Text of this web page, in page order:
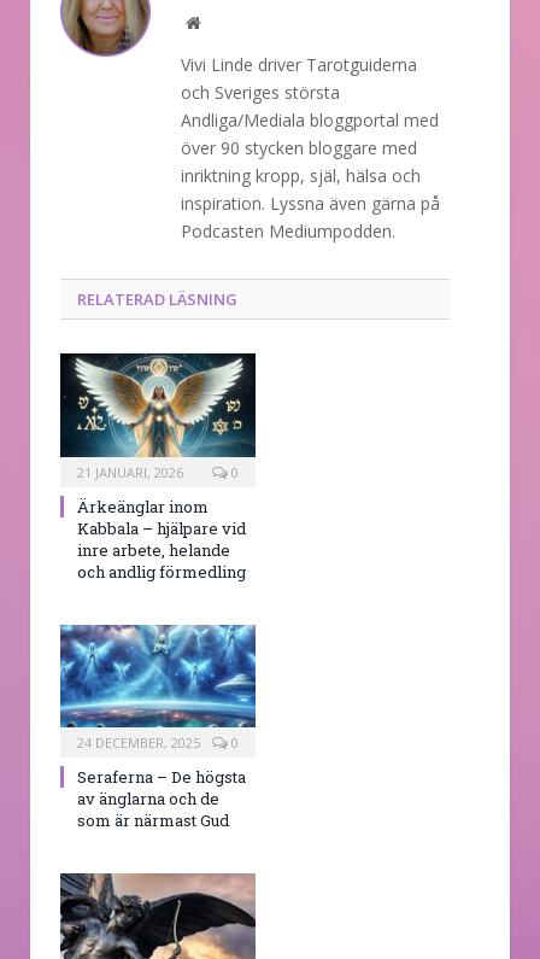
Website
Vivi Linde driver Tarotguiderna
och Sveriges största
Andliga/Mediala bloggportal med
över 90 stycken bloggare med
inriktning kropp, själ, hälsa och
inspiration. Lyssna även gärna på
Podcasten Mediumpodden.
RELATERAD LÄSNING
21 JANUARI, 2026 0
Ärkeänglar inom
Kabbala – hjälpare vid
inre arbete, helande
och andlig förmedling
24 DECEMBER, 2025 0
Seraferna – De högsta
av änglarna och de
som är närmast Gud